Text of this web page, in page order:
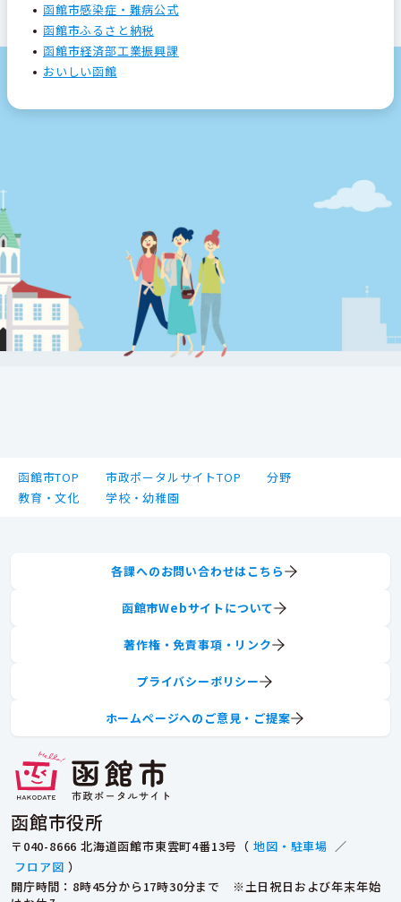
函館市感染症・難病公式
函館市ふるさと納税
函館市経済部工業振興課
おいしい函館
函館市TOP 市政ポータルサイトTOP
分野
教育・文化
学校・幼稚園
函館市役所
〒040-8666 北海道函館市東雲町4番13号（ 地図・駐車場 ／
フロア図 ）
開庁時間：8時45分から17時30分まで ※土日祝日および年末年始
各課へのお問い合わせはこちら
函館市Webサイトについて
著作権・免責事項・リンク
プライバシーポリシー
ホームページへのご意見・ご提案